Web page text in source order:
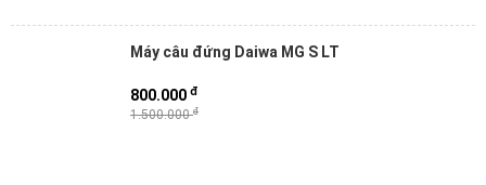
Máy câu đứng Daiwa MG S LT
1.500.000đ
800.000 đ